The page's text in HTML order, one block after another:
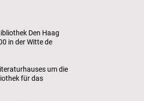
Den Haag
in der Witte de
um die
für das